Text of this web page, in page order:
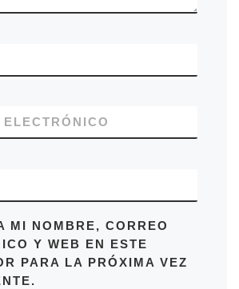
MI NOMBRE, CORREO
Y WEB EN ESTE
PARA LA PRÓXIMA VEZ